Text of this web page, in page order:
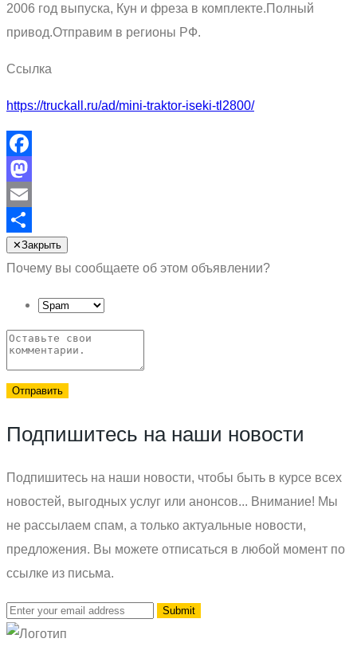
2006 год выпуска, Кун и фреза в комплекте.Полный
привод.Отправим в регионы РФ.
Ссылка
https://truckall.ru/ad/mini-traktor-iseki-tl2800/
Facebook
Mastodon
Email
Отправить
✕Закрыть
Почему вы сообщаете об этом объявлении?
Отправить
Подпишитесь на наши новости
Подпишитесь на наши новости, чтобы быть в курсе всех
новостей, выгодных услуг или анонсов... Внимание! Мы
не рассылаем спам, а только актуальные новости,
предложения. Вы можете отписаться в любой момент по
ссылке из письма.